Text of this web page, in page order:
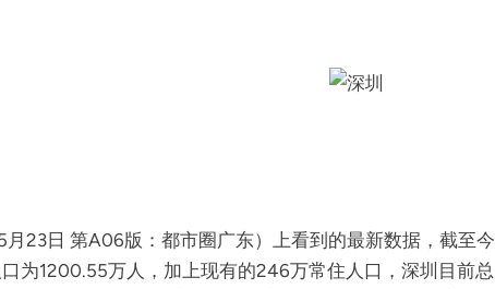
5月23日 第A06版：都市圈广东）上看到的最新数据，截至今
为1200.55万人，加上现有的246万常住人口，深圳目前总